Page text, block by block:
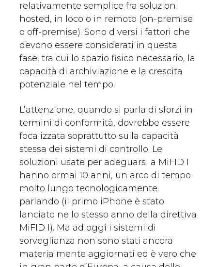
relativamente semplice fra soluzioni
hosted, in loco o in remoto (on-premise
o off-premise). Sono diversi i fattori che
devono essere considerati in questa
fase, tra cui lo spazio fisico necessario, la
capacità di archiviazione e la crescita
potenziale nel tempo.
L’attenzione, quando si parla di sforzi in
termini di conformità, dovrebbe essere
focalizzata soprattutto sulla capacità
stessa dei sistemi di controllo. Le
soluzioni usate per adeguarsi a MiFID I
hanno ormai 10 anni, un arco di tempo
molto lungo tecnologicamente
parlando (il primo iPhone è stato
lanciato nello stesso anno della direttiva
MiFID I). Ma ad oggi i sistemi di
sorveglianza non sono stati ancora
materialmente aggiornati ed è vero che